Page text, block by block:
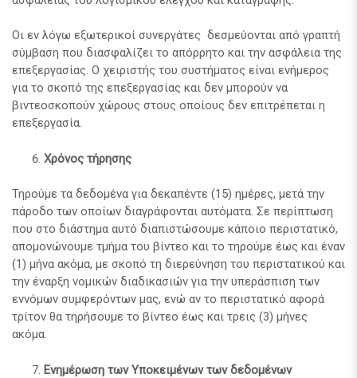
Οι εν λόγω εξωτερικοί συνεργάτες δεσμεύονται από γραπτή
σύμβαση που διασφαλίζει το απόρρητο και την ασφάλεια της
επεξεργασίας. Ο χειριστής του συστήματος είναι ενήμερος
για το σκοπό της επεξεργασίας και δεν μπορούν να
βιντεοσκοπούν χώρους στους οποίους δεν επιτρέπεται η
επεξεργασία.
Χρόνος τήρησης
Τηρούμε τα δεδομένα για δεκαπέντε (15) ημέρες, μετά την
πάροδο των οποίων διαγράφονται αυτόματα. Σε περίπτωση
που στο διάστημα αυτό διαπιστώσουμε κάποιο περιστατικό,
απομονώνουμε τμήμα του βίντεο και το τηρούμε έως και έναν
(1) μήνα ακόμα, με σκοπό τη διερεύνηση του περιστατικού και
την έναρξη νομικών διαδικασιών για την υπεράσπιση των
εννόμων συμφερόντων μας, ενώ αν το περιστατικό αφορά
τρίτον θα τηρήσουμε το βίντεο έως και τρεις (3) μήνες
ακόμα.
Ενημέρωση των Υποκειμένων των δεδομένων